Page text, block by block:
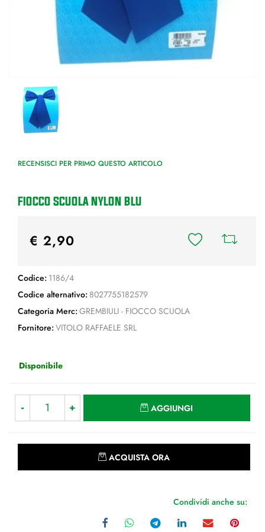
RECENSISCI PER PRIMO QUESTO ARTICOLO
FIOCCO SCUOLA NYLON BLU
€ 2,90
Codice: 1186/4
Codice alternativo: 8027755182579
Categoria Merc: GREMBIULI - FIOCCO SCUOLA
Fornitore: VITOLO RAFFAELE SRL
Disponibile
AGGIUNGI
ACQUISTA ORA
Condividi anche su: